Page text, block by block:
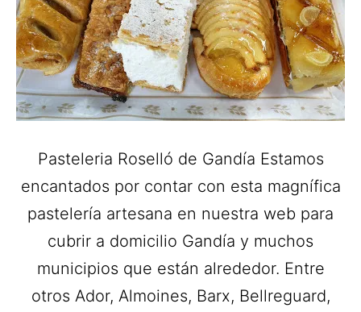
Pasteleria Roselló de Gandía Estamos
encantados por contar con esta magnífica
pastelería artesana en nuestra web para
cubrir a domicilio Gandía y muchos
municipios que están alrededor. Entre
otros Ador, Almoines, Barx, Bellreguard,